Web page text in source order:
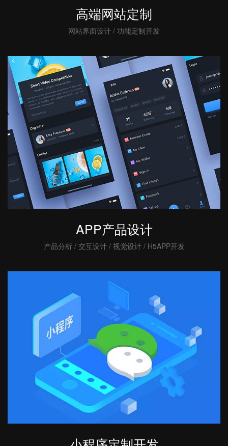
高端网站定制
网站界面设计 / 功能定制开发
APP产品设计
产品分析 / 交互设计 / 视觉设计 / H5APP开发